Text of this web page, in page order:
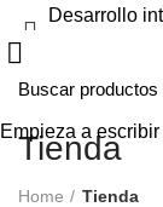
Desarrollo
Tienda
Home Tienda
Empieza a